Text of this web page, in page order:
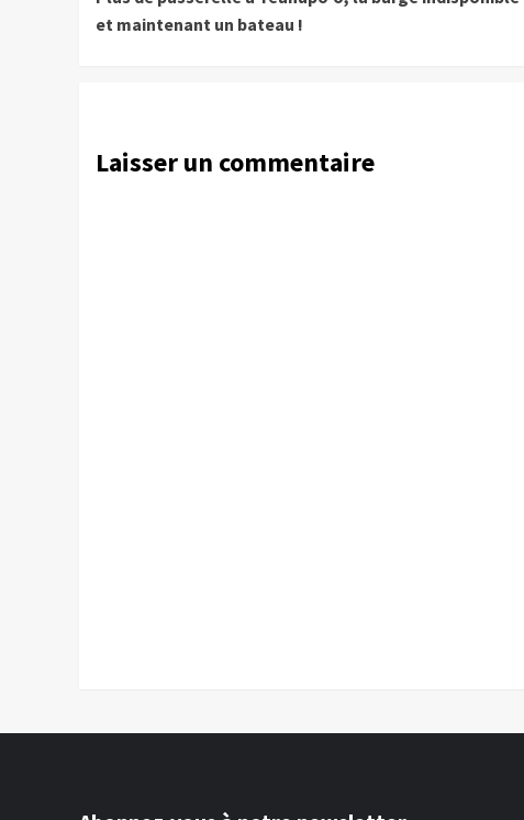
Reading
et maintenant un bateau !
Laisser un commentaire